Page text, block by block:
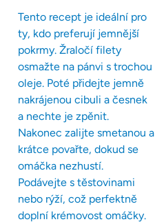
Tento recept je ideální pro
ty, kdo preferují jemnější
pokrmy. Žraločí filety
osmažte na pánvi s trochou
oleje. Poté přidejte jemně
nakrájenou cibuli a česnek
a nechte je zpěnit.
Nakonec zalijte smetanou a
krátce povařte, dokud se
omáčka nezhustí.
Podávejte s těstovinami
nebo rýží, což perfektně
doplní krémovost omáčky.